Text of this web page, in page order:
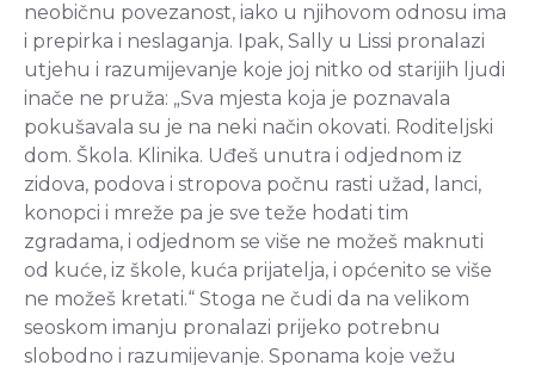
neobičnu povezanost, iako u njihovom odnosu ima
i prepirka i neslaganja. Ipak, Sally u Lissi pronalazi
utjehu i razumijevanje koje joj nitko od starijih ljudi
inače ne pruža: „Sva mjesta koja je poznavala
pokušavala su je na neki način okovati. Roditeljski
dom. Škola. Klinika. Uđeš unutra i odjednom iz
zidova, podova i stropova počnu rasti užad, lanci,
konopci i mreže pa je sve teže hodati tim
zgradama, i odjednom se više ne možeš maknuti
od kuće, iz škole, kuća prijatelja, i općenito se više
ne možeš kretati.“ Stoga ne čudi da na velikom
seoskom imanju pronalazi prijeko potrebnu
slobodno i razumijevanje. Sponama koje vežu